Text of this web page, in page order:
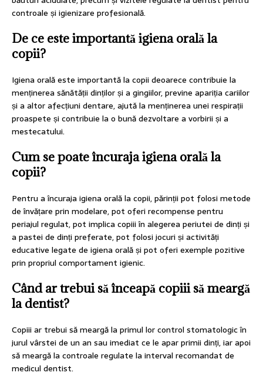
controale și igienizare profesională.
De ce este importantă igiena orală la
copii?
Igiena orală este importantă la copii deoarece contribuie la
menținerea sănătății dinților și a gingiilor, previne apariția cariilor
și a altor afecțiuni dentare, ajută la menținerea unei respirații
proaspete și contribuie la o bună dezvoltare a vorbirii și a
mestecatului.
Cum se poate încuraja igiena orală la
copii?
Pentru a încuraja igiena orală la copii, părinții pot folosi metode
de învățare prin modelare, pot oferi recompense pentru
periajul regulat, pot implica copiii în alegerea periutei de dinți și
a pastei de dinți preferate, pot folosi jocuri și activități
educative legate de igiena orală și pot oferi exemple pozitive
prin propriul comportament igienic.
Când ar trebui să înceapă copiii să meargă
la dentist?
Copiii ar trebui să meargă la primul lor control stomatologic în
jurul vârstei de un an sau imediat ce le apar primii dinți, iar apoi
să meargă la controale regulate la interval recomandat de
medicul dentist.